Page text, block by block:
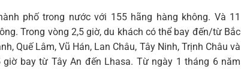
phố trong nước với 155 hãng hàng không. Và 11
Trong vòng 2,5 giờ, du khách có thể bay đến/từ Bắc
Quế Lâm, Vũ Hán, Lan Châu, Tây Ninh, Trịnh Châu và
bay từ Tây An đến Lhasa. Từ ngày 1 tháng 6 năm